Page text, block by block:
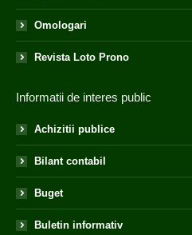
Omologari
Revista Loto Prono
Informatii de interes public
Achizitii publice
Bilant contabil
Buget
Buletin informativ